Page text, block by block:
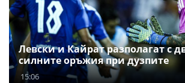
Левски и Кайрат разполагат с
силните оръжия при дузпите
15:06